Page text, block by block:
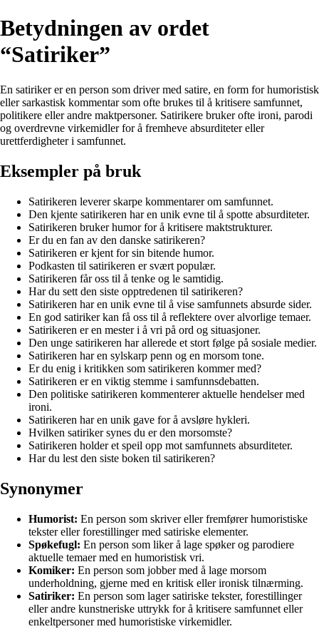
Betydningen av ordet
“Satiriker”
En satiriker er en person som driver med satire, en form for humoristisk
eller sarkastisk kommentar som ofte brukes til å kritisere samfunnet,
politikere eller andre maktpersoner. Satirikere bruker ofte ironi, parodi
og overdrevne virkemidler for å fremheve absurditeter eller
urettferdigheter i samfunnet.
Eksempler på bruk
Satirikeren leverer skarpe kommentarer om samfunnet.
Den kjente satirikeren har en unik evne til å spotte absurditeter.
Satirikeren bruker humor for å kritisere maktstrukturer.
Er du en fan av den danske satirikeren?
Satirikeren er kjent for sin bitende humor.
Podkasten til satirikeren er svært populær.
Satirikeren får oss til å tenke og le samtidig.
Har du sett den siste opptredenen til satirikeren?
Satirikeren har en unik evne til å vise samfunnets absurde sider.
En god satiriker kan få oss til å reflektere over alvorlige temaer.
Satirikeren er en mester i å vri på ord og situasjoner.
Den unge satirikeren har allerede et stort følge på sosiale medier.
Satirikeren har en sylskarp penn og en morsom tone.
Er du enig i kritikken som satirikeren kommer med?
Satirikeren er en viktig stemme i samfunnsdebatten.
Den politiske satirikeren kommenterer aktuelle hendelser med
ironi.
Satirikeren har en unik gave for å avsløre hykleri.
Hvilken satiriker synes du er den morsomste?
Satirikeren holder et speil opp mot samfunnets absurditeter.
Har du lest den siste boken til satirikeren?
Synonymer
Humorist: En person som skriver eller fremfører humoristiske
tekster eller forestillinger med satiriske elementer.
Spøkefugl: En person som liker å lage spøker og parodiere
aktuelle temaer med en humoristisk vri.
Komiker: En person som jobber med å lage morsom
underholdning, gjerne med en kritisk eller ironisk tilnærming.
Satiriker: En person som lager satiriske tekster, forestillinger
eller andre kunstneriske uttrykk for å kritisere samfunnet eller
enkeltpersoner med humoristiske virkemidler.